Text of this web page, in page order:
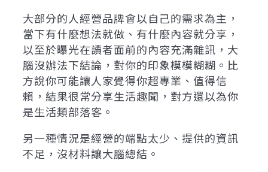
大部分的人經營品牌會以自己的需求為主，
當下有什麼想法就做、有什麼內容就分享，
以至於曝光在讀者面前的內容充滿雜訊，大
腦沒辦法下結論，對你的印象模模糊糊。比
方說你可能讓人家覺得你超專業、值得信
賴，結果很常分享生活趣聞，對方還以為你
是生活類部落客。
另一種情況是經營的端點太少、提供的資訊
不足，沒材料讓大腦總結。